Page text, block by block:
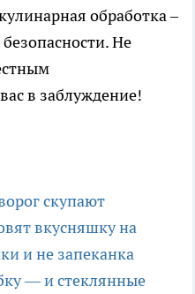
обработка –
Не
в заблуждение!
скупают
вкусняшку на
и не запеканка
— и стеклянные